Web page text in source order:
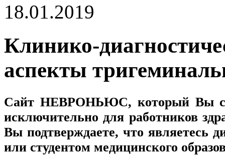
18.01.2019
Клинико-
аспекты
Сайт НЕВРОНЬЮС, который Вы
исключительно для работников
Вы подтверждаете, что являетесь
или студентом медицинского